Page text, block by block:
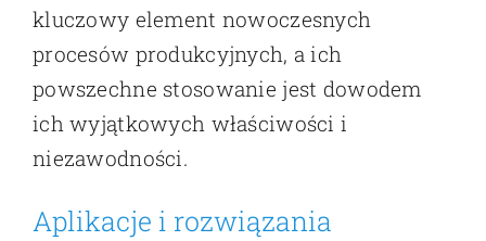
kluczowy element nowoczesnych
procesów produkcyjnych, a ich
powszechne stosowanie jest dowodem
ich wyjątkowych właściwości i
niezawodności.
Aplikacje i rozwiązania